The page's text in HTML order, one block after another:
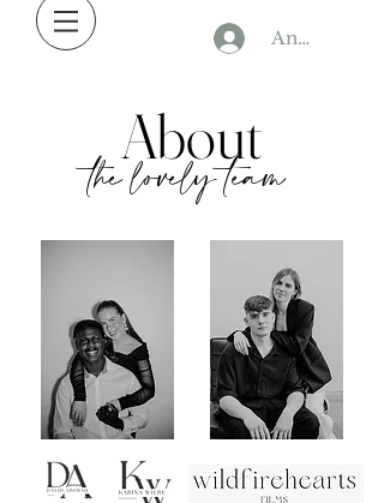
Anmelden
About
the lovely team